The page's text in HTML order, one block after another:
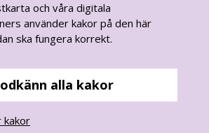
Stads officiella webbplats.
och våra digitala
använder kakor på den här
ska fungera korrekt.
alla kakor
kakor